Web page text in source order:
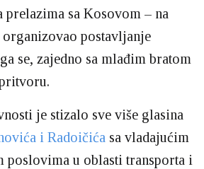
prelazima sa Kosovom – na
postavljanje
se, zajedno sa mlađim bratom
je stizalo sve više glasina
i Radoičića sa vladajućim
poslovima u oblasti transporta i